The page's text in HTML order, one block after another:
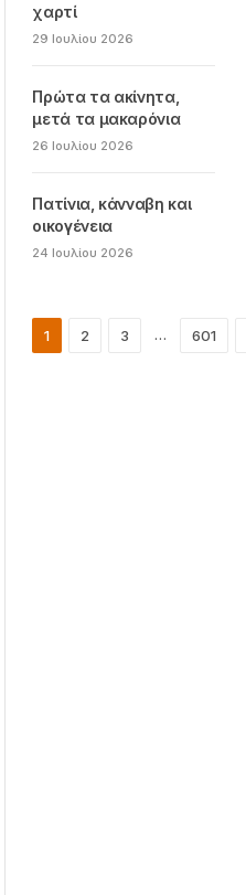
χαρτί
29 Ιουλίου 2026
Πρώτα τα ακίνητα,
μετά τα μακαρόνια
26 Ιουλίου 2026
Πατίνια, κάνναβη και
οικογένεια
24 Ιουλίου 2026
1 2 3 … 601